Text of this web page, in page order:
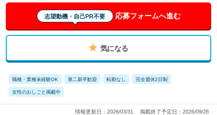
志望動機・自己PR不要 応募フォームへ進む
気になる
職種・業種未経験OK 第二新卒歓迎 転勤なし 完全週休2日制
女性のおしごと掲載中
情報更新日：2026/03/31 掲載終了予定日：2026/09/28